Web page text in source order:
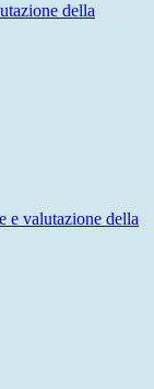
della
e valutazione della